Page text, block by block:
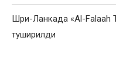
Шри-Ланкада «Al-Falaah
туширилди